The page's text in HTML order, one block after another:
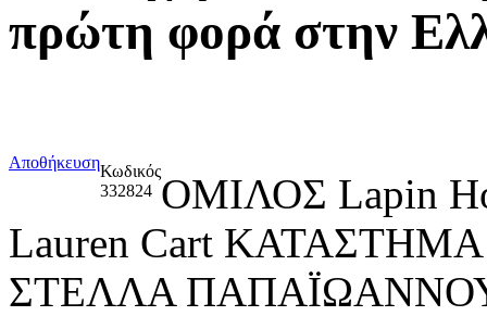
πρώτη φορά στην
ΑποθήκευσηΚωδικός
332824 ΟΜΙΛΟΣ Lapin
Lauren Cart
ΣΤΕΛΛΑ